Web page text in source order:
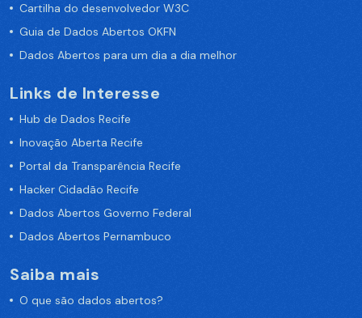
Cartilha do desenvolvedor W3C
Guia de Dados Abertos OKFN
Dados Abertos para um dia a dia melhor
Links de Interesse
Hub de Dados Recife
Inovação Aberta Recife
Portal da Transparência Recife
Hacker Cidadão Recife
Dados Abertos Governo Federal
Dados Abertos Pernambuco
Saiba mais
O que são dados abertos?